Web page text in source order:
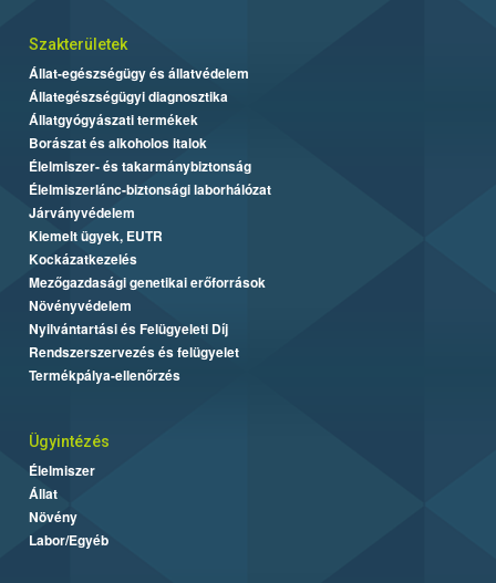
Szakterületek
Állat-egészségügy és állatvédelem
Állategészségügyi diagnosztika
Állatgyógyászati termékek
Borászat és alkoholos italok
Élelmiszer- és takarmánybiztonság
Élelmiszerlánc-biztonsági laborhálózat
Járványvédelem
Kiemelt ügyek, EUTR
Kockázatkezelés
Mezőgazdasági genetikai erőforrások
Növényvédelem
Nyilvántartási és Felügyeleti Díj
Rendszerszervezés és felügyelet
Termékpálya-ellenőrzés
Ügyintézés
Élelmiszer
Állat
Növény
Labor/Egyéb